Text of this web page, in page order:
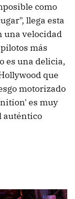
como
llega esta
una velocidad
más
es una delicia,
que
motorizado
es muy
auténtico